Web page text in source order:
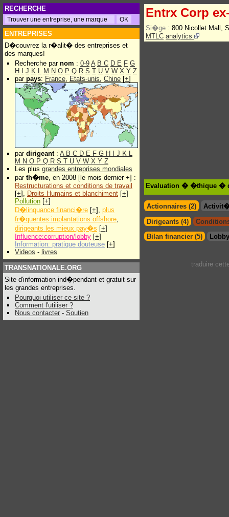
RECHERCHE
ENTREPRISES
D�couvrez la r�alit� des entreprises et
des marques!
Recherche par nom : 0-9 A B C D E F G
H
J K L M N O P Q R S T U V W X Y Z
par pays: France, Etats-unis, Chine [+]
par dirigeant: A B C D E F G H J K L
M N O P Q R S T U V W X Y Z
Les plus grandes entreprises mondiales
par th�me, en 2008 [le mois dernier +] :
Restructurations et conditions de travail
[+], Droits Humains et blanchiment [+]
Pollution [+]
D�linquance financi�re [+], plus
fr�quentes implantations offshore,
dirigeants les mieux pay�s [+]
Influence:corruption/lobby [+]
Information: pratique douteuse [+]
Videos - livres
TRANSNATIONALE.ORG
Site d'information ind�pendant et gratuit sur
les grandes entreprises.
Pourquoi utiliser ce site ?
Comment l'utiliser ?
Nous contacter - Soutien
Entrx Corp
Si�ge : 800 Nicollet Mall,
MTLC analytics
Evaluation � �thique �
Actionnaires (2)
Dirigeants (4)
Bilan financier (5)
traduire